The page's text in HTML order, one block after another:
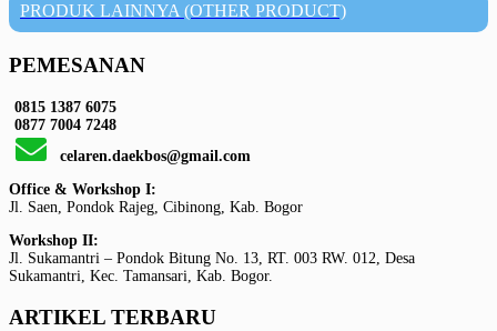
PRODUK LAINNYA (OTHER PRODUCT)
PEMESANAN
0815 1387 6075
0877 7004 7248
celaren.daekbos@gmail.com
Office & Workshop I:
Jl. Saen, Pondok Rajeg, Cibinong, Kab. Bogor
Workshop II:
Jl. Sukamantri – Pondok Bitung No. 13, RT. 003 RW. 012, Desa
Sukamantri, Kec. Tamansari, Kab. Bogor.
ARTIKEL TERBARU